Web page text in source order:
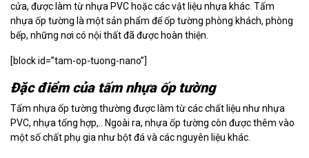
cửa, được làm từ nhựa PVC hoặc các vật liệu nhựa khác. Tấm
nhựa ốp tường là một sản phẩm để ốp tường phòng khách, phòng
bếp, những nơi có nội thất đã được hoàn thiện.
[block id=”tam-op-tuong-nano”]
Đặc điểm của tấm nhựa ốp tường
Tấm nhựa ốp tường thường được làm từ các chất liệu như nhựa
PVC, nhựa tổng hợp,.. Ngoài ra, nhựa ốp tường còn được thêm vào
một số chất phụ gia như bột đá và các nguyên liệu khác.